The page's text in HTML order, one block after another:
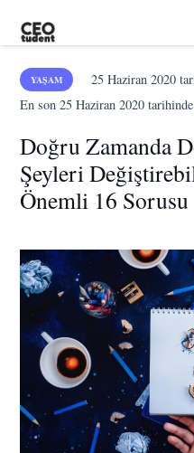
YAŞAM 25 Haziran 2020
En son25 Haziran 2020
Doğru Zamanda
Şeyleri
Önemli 16 Sorusu